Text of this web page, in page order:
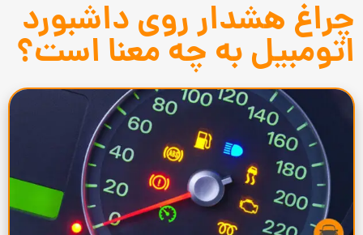
چراغ هشدار روی داشبورد
اتومبیل به چه معنا است؟